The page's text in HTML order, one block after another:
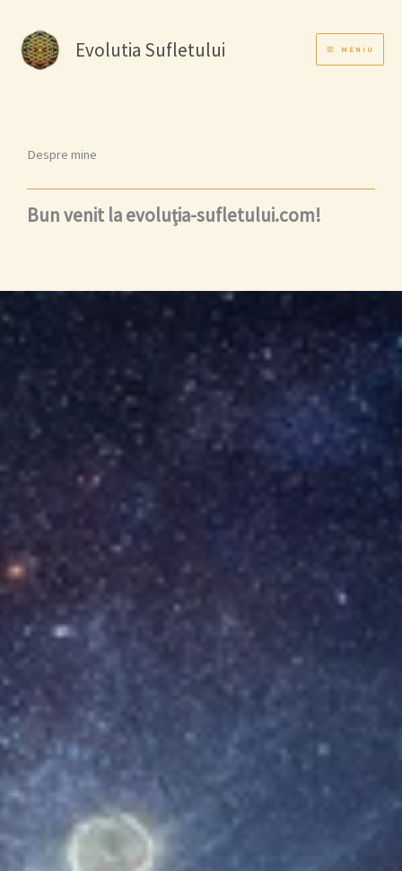
content
Evolutia Sufletului MENIU
Despre mine
Bun venit la evoluția-sufletului.com!